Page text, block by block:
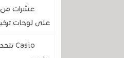
عشرات من
على لوحات